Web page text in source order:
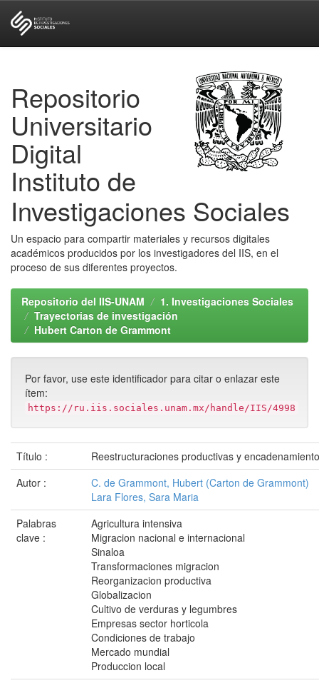
Repositorio
Universitario
Digital
Instituto de
Investigaciones Sociales
Un espacio para compartir materiales y recursos digitales
académicos producidos por los investigadores del IIS, en el
proceso de sus diferentes proyectos.
Repositorio del IIS-UNAM
1. Investigaciones Sociales
Trayectorias de investigación
Hubert Carton de Grammont
Por favor, use este identificador para citar o enlazar este
ítem:
https://ru.iis.sociales.unam.mx/handle/IIS/4998
Título :
Reestructuraciones productivas y
Autor :
C. de Grammont, Hubert (Carton de Grammont)
Lara Flores, Sara Maria
Palabras
clave :
Agricultura intensiva
Migracion nacional e internacional
Sinaloa
Transformaciones migracion
Reorganizacion productiva
Globalizacion
Cultivo de verduras y legumbres
Empresas sector horticola
Condiciones de trabajo
Mercado mundial
Produccion local